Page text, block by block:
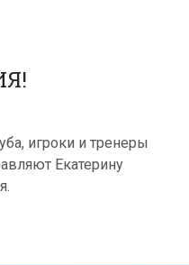
игроки и тренеры
Екатерину